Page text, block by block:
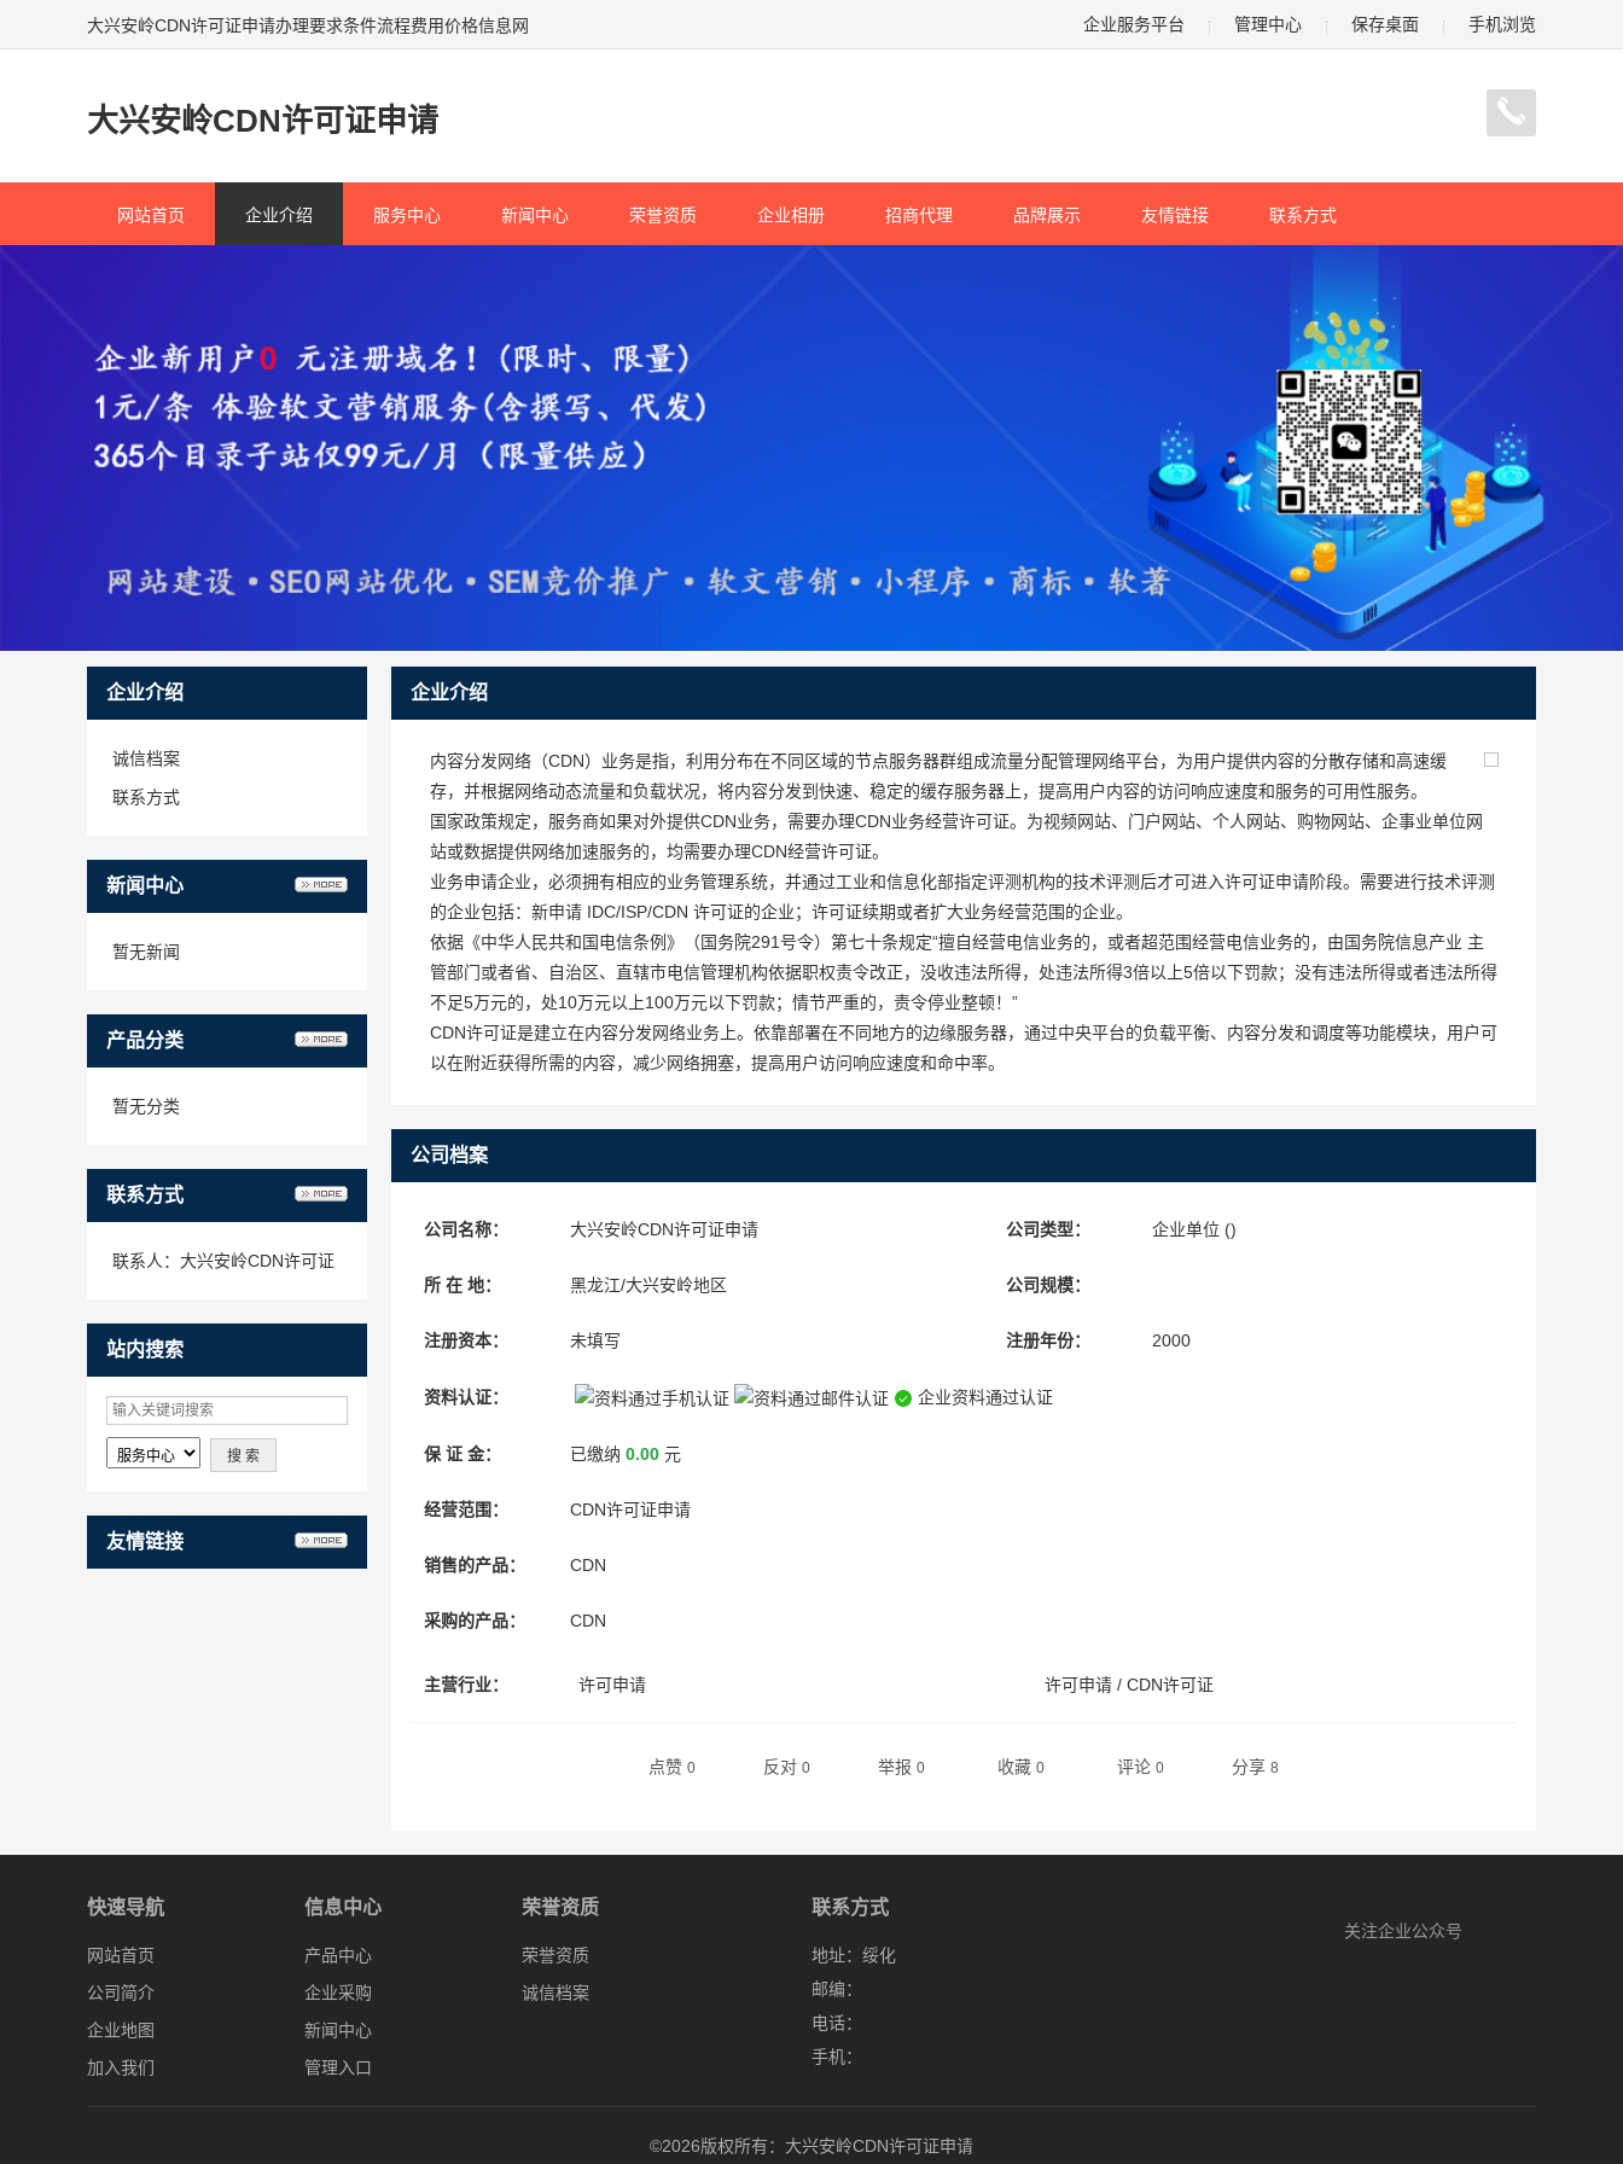
大兴安岭CDN许可证申请办理要求条件流程费用价格信息网 企业服务平台 管理中心 保存桌面 手机浏览
大兴安岭CDN许可证申请
网站首页 企业介绍 服务中心 新闻中心 荣誉资质 企业相册 招商代理 品牌展示 友情链接 联系方式
企业介绍
诚信档案
联系方式
新闻中心
暂无新闻
产品分类
暂无分类
联系方式
联系人：大兴安岭CDN许可证
站内搜索
友情链接
企业介绍
内容分发网络（CDN）业务是指，利用分布在不同区域的节点服务器群组成流量分配管理网络平台，为用户提供内容的分散存储和高速缓
存，并根据网络动态流量和负载状况，将内容分发到快速、稳定的缓存服务器上，提高用户内容的访问响应速度和服务的可用性服务。
国家政策规定，服务商如果对外提供CDN业务，需要办理CDN业务经营许可证。为视频网站、门户网站、个人网站、购物网站、企事业单位网
站或数据提供网络加速服务的，均需要办理CDN经营许可证。
业务申请企业，必须拥有相应的业务管理系统，并通过工业和信息化部指定评测机构的技术评测后才可进入许可证申请阶段。需要进行技术评测
的企业包括：新申请 IDC/ISP/CDN 许可证的企业；许可证续期或者扩大业务经营范围的企业。
依据《中华人民共和国电信条例》（国务院291号令）第七十条规定“擅自经营电信业务的，或者超范围经营电信业务的，由国务院信息产业 主
管部门或者省、自治区、直辖市电信管理机构依据职权责令改正，没收违法所得，处违法所得3倍以上5倍以下罚款；没有违法所得或者违法所得
不足5万元的，处10万元以上100万元以下罚款；情节严重的，责令停业整顿！”
CDN许可证是建立在内容分发网络业务上。依靠部署在不同地方的边缘服务器，通过中央平台的负载平衡、内容分发和调度等功能模块，用户可
以在附近获得所需的内容，减少网络拥塞，提高用户访问响应速度和命中率。
公司档案
公司名称： 大兴安岭CDN许可证申请 公司类型： 企业单位 ()
所 在 地： 黑龙江/大兴安岭地区 公司规模：
注册资本： 未填写 注册年份： 2000
资料认证： 企业资料通过认证
保 证 金： 已缴纳 0.00 元
经营范围： CDN许可证申请
销售的产品： CDN
采购的产品： CDN
主营行业： 许可申请 许可申请 / CDN许可证
点赞 0 反对 0 举报 0 收藏 0 评论 0 分享 8
快速导航
网站首页
公司简介
企业地图
加入我们
信息中心
产品中心
企业采购
新闻中心
管理入口
荣誉资质
荣誉资质
诚信档案
联系方式
地址： 绥化
邮编：
电话：
手机：
关注企业公众号
©2026版权所有： 大兴安岭CDN许可证申请